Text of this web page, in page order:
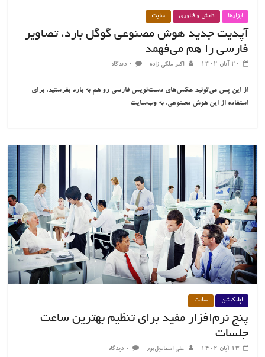
ابزارها دانش و فناوری سایت
آپدیت جدید هوش مصنوعی گوگل بارد، تصاویر
فارسی را هم می‌فهمد
۲۰ آبان ۱۴۰۲ اکبر ملکی زاده ۰ دیدگاه
از این پس می‌تونید عکس‌های دست‌نویس فارسی‌ رو هم به بارد بفرستید. برای
استفاده از این هوش مصنوعی، به وب‌سایت
اپلیکیشن سایت
پنج نرم‌افزار مفید برای تنظیم بهترین ساعت
جلسات
۱۳ آبان ۱۴۰۲ علی اسماعیل‌پور ۰ دیدگاه